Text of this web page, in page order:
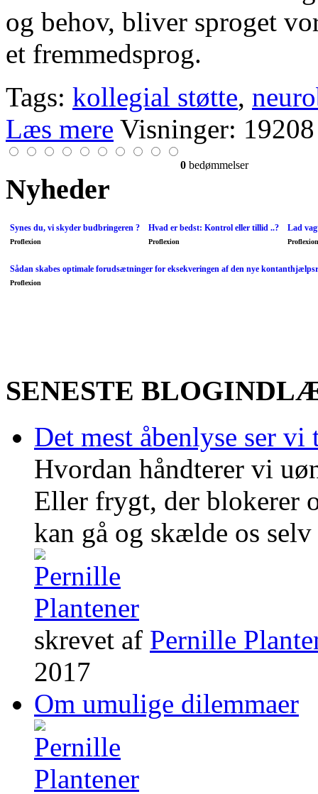
og behov, bliver sproget
et fremmedsprog.
Tags: kollegial støtte,
Læs mere Visninger: 19208
0 bedømmelser
Nyheder
Synes du, vi skyder budbringeren ?
Proflexion
Hvad er bedst: Kontrol eller tillid ..?
Proflexion
Lad
Proflexion
Sådan skabes optimale forudsætninger for eksekveringen af den nye
Proflexion
SENESTE
Det mest åbenlyse ser
Hvordan håndterer vi
Eller frygt, der blokerer
kan gå og skælde os
skrevet af Pernille
2017
Om umulige dilemmaer